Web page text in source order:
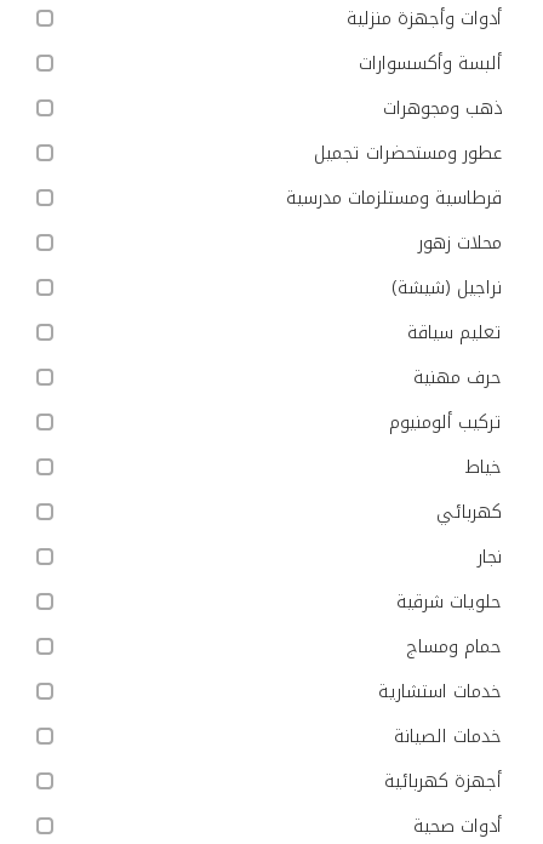
أدوات وأجهزة منزلية
ألبسة وأكسسوارات
ذهب ومجوهرات
عطور ومستحضرات تجميل
قرطاسية ومستلزمات مدرسية
محلات زهور
نراجيل (شيشة)
تعليم سياقة
حرف مهنية
تركيب ألومنيوم
خياط
كهربائي
نجار
حلويات شرقية
حمام ومساج
خدمات استشارية
خدمات الصيانة
أجهزة كهربائية
أدوات صحية